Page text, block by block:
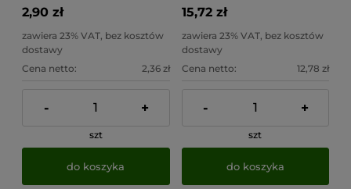
2,90 zł
zawiera 23% VAT, bez kosztów
dostawy
Cena netto:
2,36 zł
- +
szt
do koszyka
15,72 zł
zawiera 23% VAT, bez kosztów
dostawy
Cena netto:
12,78 zł
- +
szt
do koszyka